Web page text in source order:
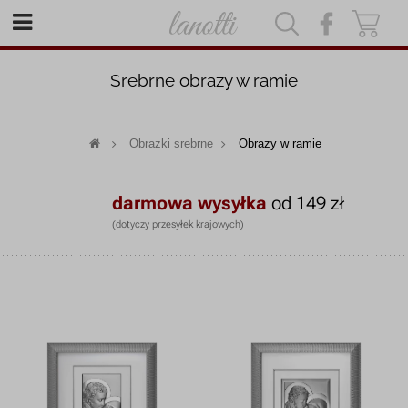
Srebrne obrazy w ramie
Obrazki srebrne Obrazy w ramie
darmowa wysyłka od 149 zł
(dotyczy przesyłek krajowych)